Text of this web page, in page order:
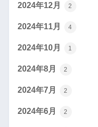
2024年12月 2
2024年11月 4
2024年10月 1
2024年8月 2
2024年7月 2
2024年6月 2